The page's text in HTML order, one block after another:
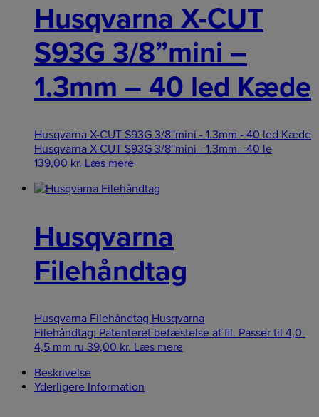
Husqvarna X-CUT
S93G 3/8”mini –
1.3mm – 40 led Kæde
Husqvarna X-CUT S93G 3/8''mini - 1.3mm - 40 led Kæde
Husqvarna X-CUT S93G 3/8''mini - 1.3mm - 40 le
139,00 kr. Læs mere
Husqvarna
Filehåndtag
Husqvarna Filehåndtag Husqvarna
Filehåndtag: Patenteret befæstelse af fil. Passer til 4,0-
4,5 mm ru 39,00 kr. Læs mere
Beskrivelse
Yderligere Information